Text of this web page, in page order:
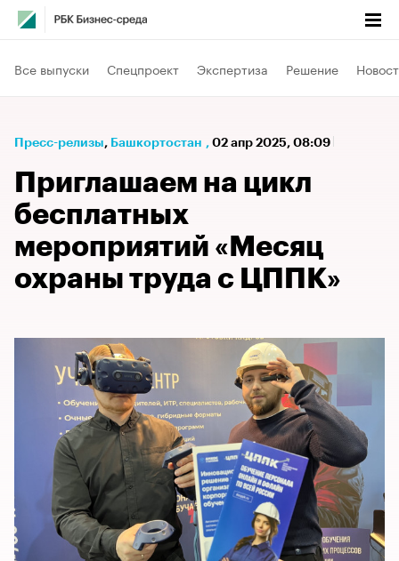
Все выпуски Спецпроект Экспертиза Решение
Пресс-релизы⁠, Башкортостан , 02 апр 2025, 08:09
Приглашаем на цикл
бесплатных
мероприятий «Месяц
охраны труда с ЦППК»